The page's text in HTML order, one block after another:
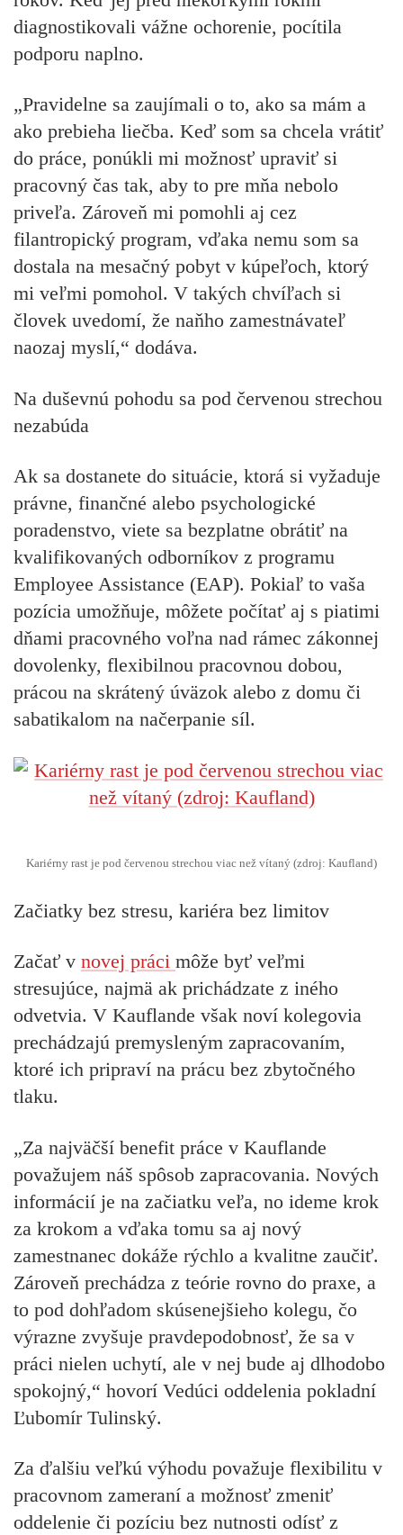
diagnostikovali vážne ochorenie, pocítila
podporu naplno.
„Pravidelne sa zaujímali o to, ako sa mám a
ako prebieha liečba. Keď som sa chcela vrátiť
do práce, ponúkli mi možnosť upraviť si
pracovný čas tak, aby to pre mňa nebolo
priveľa. Zároveň mi pomohli aj cez
filantropický program, vďaka nemu som sa
dostala na mesačný pobyt v kúpeľoch, ktorý
mi veľmi pomohol. V takých chvíľach si
človek uvedomí, že naňho zamestnávateľ
naozaj myslí,“ dodáva.
Na duševnú pohodu sa pod červenou strechou
nezabúda
Ak sa dostanete do situácie, ktorá si vyžaduje
právne, finančné alebo psychologické
poradenstvo, viete sa bezplatne obrátiť na
kvalifikovaných odborníkov z programu
Employee Assistance (EAP). Pokiaľ to vaša
pozícia umožňuje, môžete počítať aj s piatimi
dňami pracovného voľna nad rámec zákonnej
dovolenky, flexibilnou pracovnou dobou,
prácou na skrátený úväzok alebo z domu či
sabatikalom na načerpanie síl.
Kariérny rast je pod červenou strechou viac než vítaný (zdroj: Kaufland)
Začiatky bez stresu, kariéra bez limitov
Začať v novej práci môže byť veľmi
stresujúce, najmä ak prichádzate z iného
odvetvia. V Kauflande však noví kolegovia
prechádzajú premysleným zapracovaním,
ktoré ich pripraví na prácu bez zbytočného
tlaku.
„Za najväčší benefit práce v Kauflande
považujem náš spôsob zapracovania. Nových
informácií je na začiatku veľa, no ideme krok
za krokom a vďaka tomu sa aj nový
zamestnanec dokáže rýchlo a kvalitne zaučiť.
Zároveň prechádza z teórie rovno do praxe, a
to pod dohľadom skúsenejšieho kolegu, čo
výrazne zvyšuje pravdepodobnosť, že sa v
práci nielen uchytí, ale v nej bude aj dlhodobo
spokojný,“ hovorí Vedúci oddelenia pokladní
Ľubomír Tulinský.
Za ďalšiu veľkú výhodu považuje flexibilitu v
pracovnom zameraní a možnosť zmeniť
oddelenie či pozíciu bez nutnosti odísť z